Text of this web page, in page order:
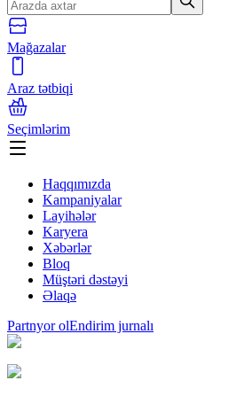
Mağazalar
Araz tətbiqi
Seçimlərim
Haqqımızda
Kampaniyalar
Layihələr
Karyera
Xəbərlər
Bloq
Müştəri dəstəyi
Əlaqə
Partnyor olEndirim jurnalı